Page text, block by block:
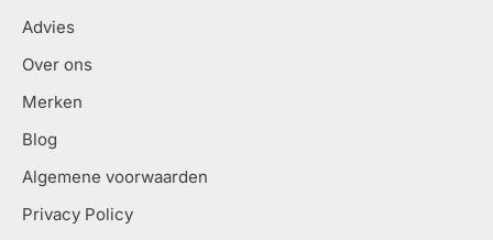
Advies
Over ons
Merken
Blog
Algemene voorwaarden
Privacy Policy